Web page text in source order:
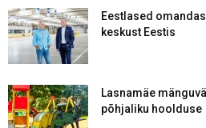
Eestlased
keskust Eestis
Lasnamäe
põhjaliku hoolduse